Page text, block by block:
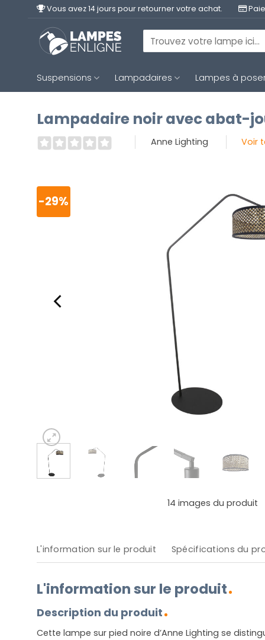
Vous avez 14 jours pour retourner votre achat.
Recherche
pour :
Suspensions Lampadaires Lampes à
Lampadaire noir avec abat-
Anne Lighting Voir
-29%
14 images du produit
L'information sur le produit Spécifications du
L'information sur le produit
Description du produit
Cette lampe sur pied noire d’Anne Lighting se